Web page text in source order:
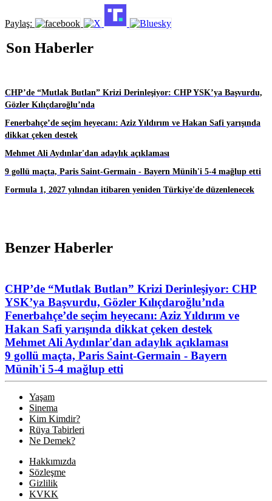
Paylaş:
Son Haberler
CHP’de “Mutlak Butlan” Krizi Derinleşiyor: CHP YSK’ya Başvurdu,
Gözler Kılıçdaroğlu’nda
Fenerbahçe’de seçim heyecanı: Aziz Yıldırım ve Hakan Safi yarışında
dikkat çeken destek
Mehmet Ali Aydınlar'dan adaylık açıklaması
9 gollü maçta, Paris Saint-Germain - Bayern Münih'i 5-4 mağlup etti
Formula 1, 2027 yılından itibaren yeniden Türkiye'de düzenlenecek
Benzer Haberler
CHP’de “Mutlak Butlan” Krizi Derinleşiyor: CHP
YSK’ya Başvurdu, Gözler Kılıçdaroğlu’nda
Fenerbahçe’de seçim heyecanı: Aziz Yıldırım ve
Hakan Safi yarışında dikkat çeken destek
Mehmet Ali Aydınlar'dan adaylık açıklaması
9 gollü maçta, Paris Saint-Germain - Bayern
Münih'i 5-4 mağlup etti
Yaşam
Sinema
Kim Kimdir?
Rüya Tabirleri
Ne Demek?
Hakkımızda
Sözleşme
Gizlilik
KVKK